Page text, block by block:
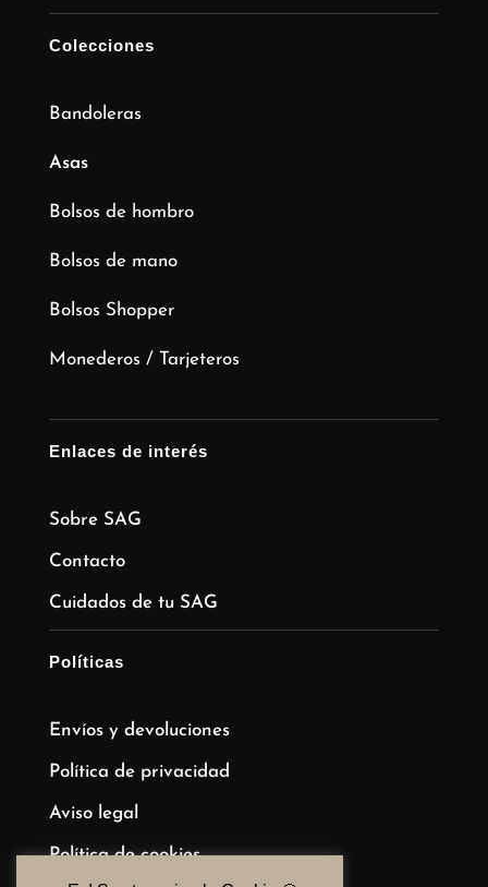
Colecciones
Bandoleras
Asas
Bolsos de hombro
Bolsos de mano
Bolsos Shopper
Monederos / Tarjeteros
Enlaces de interés
Sobre SAG
Contacto
Cuidados de tu SAG
Políticas
Envíos y devoluciones
Política de privacidad
Aviso legal
Política de cookies